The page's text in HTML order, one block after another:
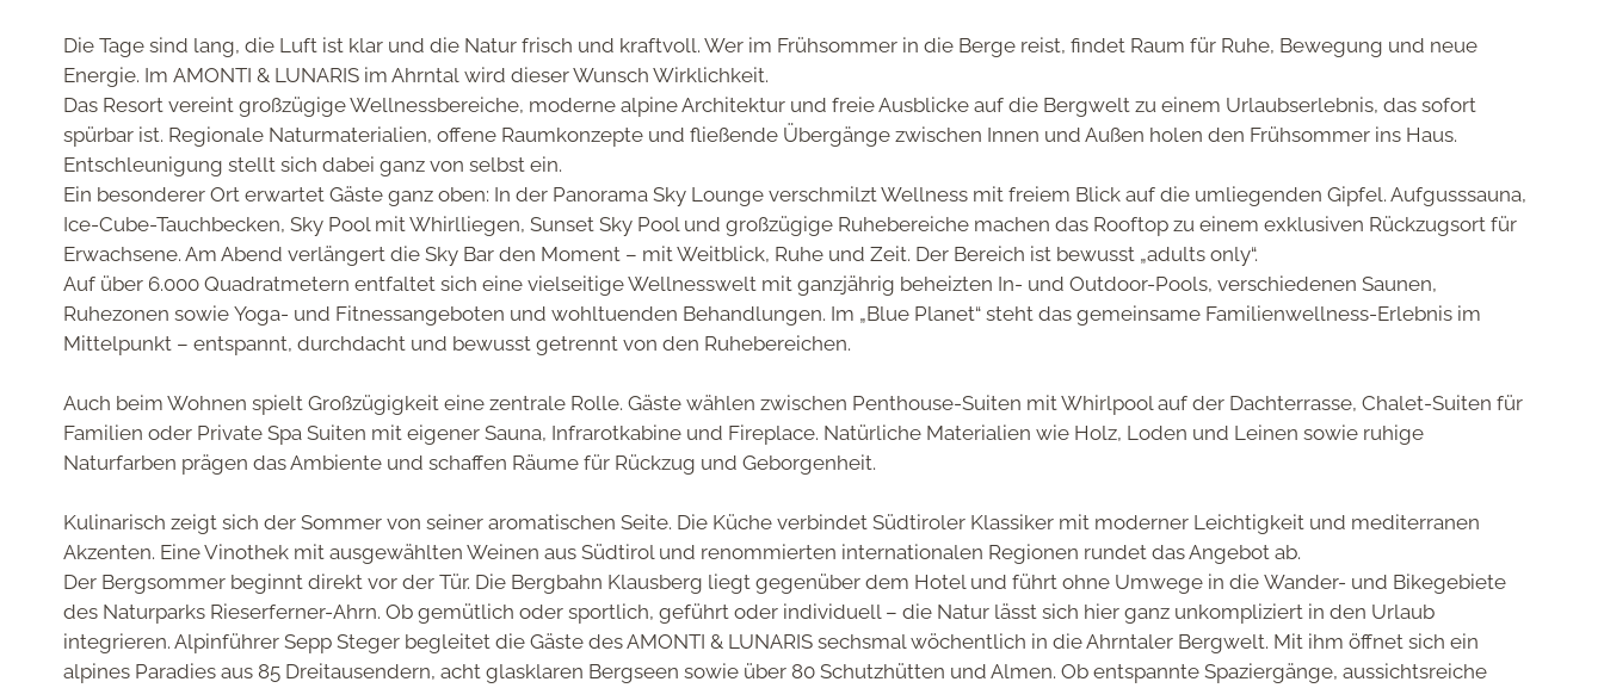
Die Tage sind lang, die Luft ist klar und die Natur frisch und kraftvoll. Wer im Frühsommer in die Berge reist, findet Raum für Ruhe, Bewegung und neue
Energie. Im AMONTI & LUNARIS im Ahrntal wird dieser Wunsch Wirklichkeit.
Das Resort vereint großzügige Wellnessbereiche, moderne alpine Architektur und freie Ausblicke auf die Bergwelt zu einem Urlaubserlebnis, das sofort
spürbar ist. Regionale Naturmaterialien, offene Raumkonzepte und fließende Übergänge zwischen Innen und Außen holen den Frühsommer ins Haus.
Entschleunigung stellt sich dabei ganz von selbst ein.
Ein besonderer Ort erwartet Gäste ganz oben: In der Panorama Sky Loungeverschmilzt Wellness mit freiem Blick auf die umliegenden Gipfel. Aufgusssauna,
Ice-Cube-Tauchbecken, Sky Pool mit Whirlliegen, Sunset Sky Pool und großzügige Ruhebereiche machen das Rooftop zu einem exklusiven Rückzugsort für
Erwachsene. Am Abend verlängert die Sky Barden Moment – mit Weitblick, Ruhe und Zeit. Der Bereich ist bewusst „adults only“.
Auf über 6.000 Quadratmetern entfaltet sich eine vielseitige Wellnesswelt mit ganzjährig beheizten In- und Outdoor-Pools, verschiedenen Saunen,
Ruhezonen sowie Yoga- und Fitnessangeboten und wohltuenden Behandlungen. Im „Blue Planet“steht das gemeinsame Familienwellness-Erlebnisim
Mittelpunkt – entspannt, durchdacht und bewusst getrennt von den Ruhebereichen.
Auch beim Wohnen spielt Großzügigkeit eine zentrale Rolle. Gäste wählen zwischen Penthouse-Suiten mit Whirlpool auf der Dachterrasse, Chalet-Suiten für
Familien oder Private Spa Suiten mit eigener Sauna, Infrarotkabine und Fireplace. Natürliche Materialien wie Holz, Loden und Leinen sowie ruhige
Naturfarben prägen das Ambiente und schaffen Räume für Rückzug und Geborgenheit.
Kulinarisch zeigt sich der Sommer von seiner aromatischen Seite. Die Küche verbindet Südtiroler Klassiker mit moderner Leichtigkeit und mediterranen
Akzenten. Eine Vinothek mit ausgewählten Weinen aus Südtirol und renommierten internationalen Regionen rundet das Angebot ab.
Der Bergsommerbeginnt direkt vor der Tür. Die Bergbahn Klausberg liegt gegenüber dem Hotel und führt ohne Umwege in die Wander- und Bikegebiete
des Naturparks Rieserferner-Ahrn. Ob gemütlich oder sportlich, geführt oder individuell – die Natur lässt sich hier ganz unkompliziert in den Urlaub
integrieren. Alpinführer Sepp Steger begleitet die Gäste des AMONTI & LUNARIS sechsmal wöchentlich in die Ahrntaler Bergwelt. Mit ihm öffnet sich ein
alpines Paradies aus 85 Dreitausendern, acht glasklaren Bergseen sowie über 80 Schutzhütten und Almen. Ob entspannte Spaziergänge, aussichtsreiche